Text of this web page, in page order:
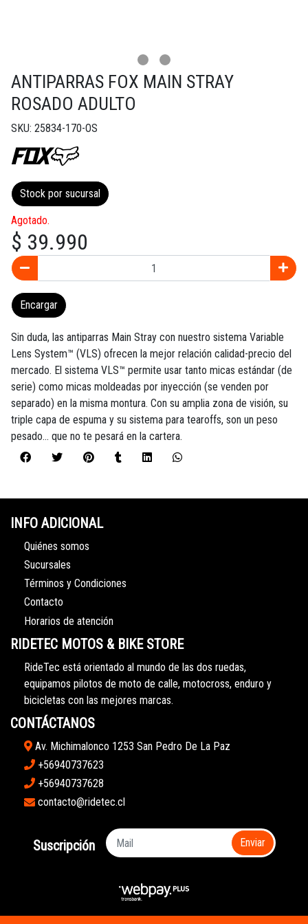
ANTIPARRAS FOX MAIN STRAY
ROSADO ADULTO
SKU: 25834-170-OS
Stock por sucursal
Agotado.
$ 39.990
Encargar
Sin duda, las antiparras Main Stray con nuestro sistema Variable
Lens System™ (VLS) ofrecen la mejor relación calidad-precio del
mercado. El sistema VLS™ permite usar tanto micas estándar (de
serie) como micas moldeadas por inyección (se venden por
separado) en la misma montura. Con su amplia zona de visión, su
triple capa de espuma y su sistema para tearoffs, son un peso
pesado... que no te pesará en la cartera.
INFO ADICIONAL
Quiénes somos
Sucursales
Términos y Condiciones
Contacto
Horarios de atención
RIDETEC MOTOS & BIKE STORE
RideTec está orientado al mundo de las dos ruedas,
equipamos pilotos de moto de calle, motocross, enduro y
bicicletas con las mejores marcas.
CONTÁCTANOS
Av. Michimalonco 1253 San Pedro De La Paz
+56940737623
+56940737628
contacto@ridetec.cl
Suscripción Enviar